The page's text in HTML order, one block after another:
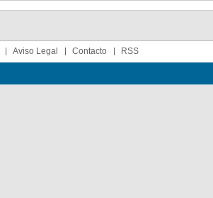
Aviso Legal Contacto RSS